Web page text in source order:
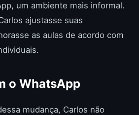
um ambiente mais informal.
ajustasse suas
as aulas de acordo com
o WhatsApp
mudança, Carlos não